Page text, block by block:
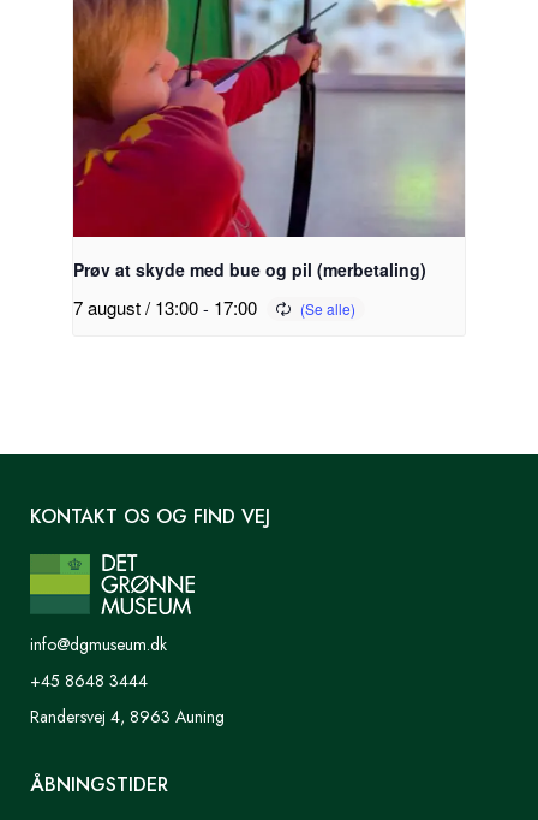
Prøv at skyde med bue og pil (merbetaling)
7 august / 13:00- 17:00
KONTAKT OS OG FIND VEJ
info@dgmuseum.dk
+45 8648 3444
Randersvej 4, 8963 Auning
ÅBNINGSTIDER